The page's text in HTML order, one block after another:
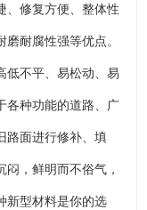
、修复方便、整体性
耐腐性强等优点。
低不平、易松动、易
各种功能的道路、广
路面进行修补、填
，鲜明而不俗气，
新型材料是你的选